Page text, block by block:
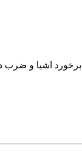
اشیا و ضرب